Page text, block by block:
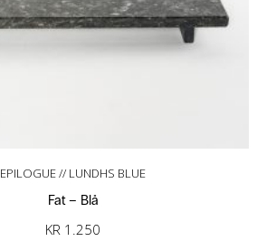
EPILOGUE // LUNDHS BLUE
Fat – Blå
KR 1.250